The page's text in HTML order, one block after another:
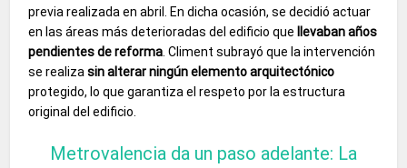
previa realizada en abril. En dicha ocasión, se decidió actuar
en las áreas más deterioradas del edificio que
llevaban años
pendientes de reforma . Climent subrayó que la intervención
se realizasin alterar ningún elemento arquitectónico
protegido, lo que garantiza el respeto por la estructura
original del edificio.
Metrovalencia da un paso adelante: La